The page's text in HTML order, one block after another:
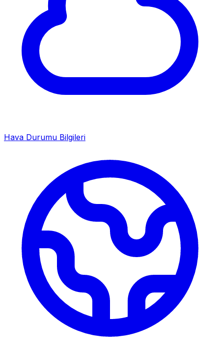
Hava Durumu Bilgileri